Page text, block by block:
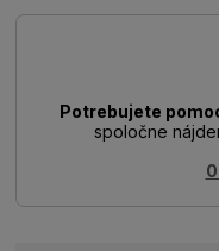
Potrebujete
spoločne